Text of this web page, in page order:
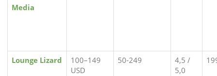
Media
Lounge Lizard
100–149
USD
50-249
4,5 /
5,0